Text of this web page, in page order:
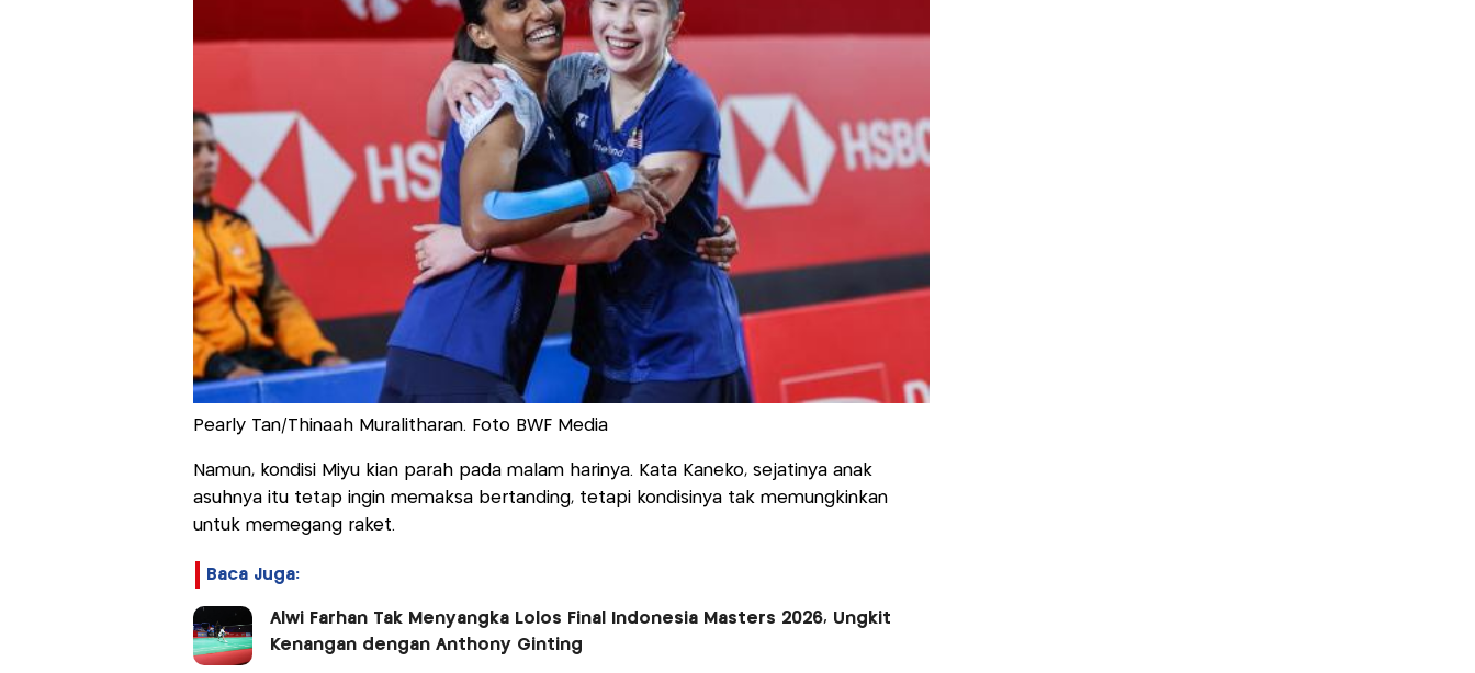
Pearly Tan/Thinaah Muralitharan. Foto BWF Media
Namun, kondisi Miyu kian parah pada malam harinya. Kata Kaneko, sejatinya anak
asuhnya itu tetap ingin memaksa bertanding, tetapi kondisinya tak memungkinkan
untuk memegang raket.
Baca Juga:
Alwi Farhan Tak Menyangka Lolos Final Indonesia Masters 2026, Ungkit
Kenangan dengan Anthony Ginting